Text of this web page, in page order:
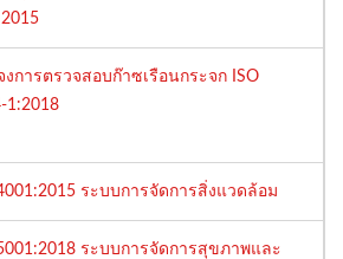
การตรวจสอบก๊าซเรือนกระจก ISO
1:2018
ระบบการจัดการสิ่งแวดล้อม
ระบบการจัดการสุขภาพและ